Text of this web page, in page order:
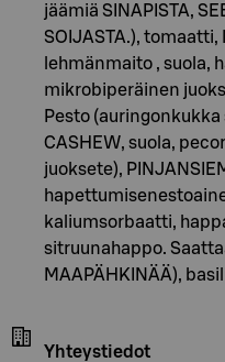
jäämiä SINAPISTA,
SOIJASTA.),
lehmänmaito , suola,
mikrobiperäinen
Pesto
CASHEW, suola,
juoksete),
kaliumsorbaatti,
sitruunahappo.
MAAPÄHKINÄÄ),
Yhteystiedot